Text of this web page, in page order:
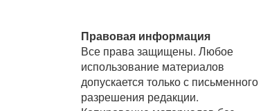
Правовая информация
Все права защищены. Любое
использование материалов
допускается только с письменного
разрешения редакции.